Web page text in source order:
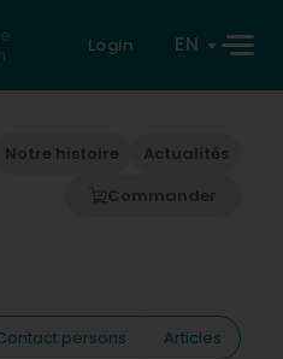
Login EN
Notre histoire
Actualités
Commander
persons
Articles